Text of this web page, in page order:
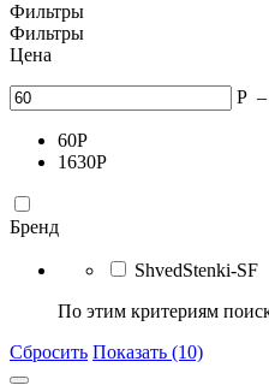
Фильтры
Фильтры
Цена
Р –
60Р
1630Р
Бренд
ShvedStenki-SF
По этим критериям
Сбросить Показать (10)